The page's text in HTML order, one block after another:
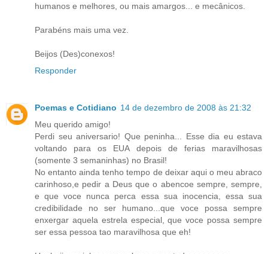
humanos e melhores, ou mais amargos... e mecânicos.
Parabéns mais uma vez.
Beijos (Des)conexos!
Responder
Poemas e Cotidiano 14 de dezembro de 2008 às 21:32
Meu querido amigo!
Perdi seu aniversario! Que peninha... Esse dia eu estava
voltando para os EUA depois de ferias maravilhosas
(somente 3 semaninhas) no Brasil!
No entanto ainda tenho tempo de deixar aqui o meu abraco
carinhoso,e pedir a Deus que o abencoe sempre, sempre,
e que voce nunca perca essa sua inocencia, essa sua
credibilidade no ser humano...que voce possa sempre
enxergar aquela estrela especial, que voce possa sempre
ser essa pessoa tao maravilhosa que eh!